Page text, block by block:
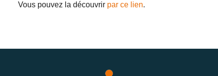
Vous pouvez la découvrir par ce lien.